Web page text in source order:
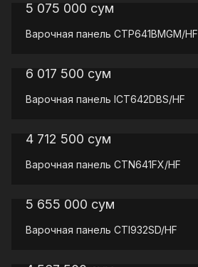
5 075 000 сум
Варочная панель CTP641BMGM/HF
6 017 500 сум
Варочная панель ICT642DBS/HF
4 712 500 сум
Варочная панель CTN641FX/HF
5 655 000 сум
Варочная панель CTI932SD/HF